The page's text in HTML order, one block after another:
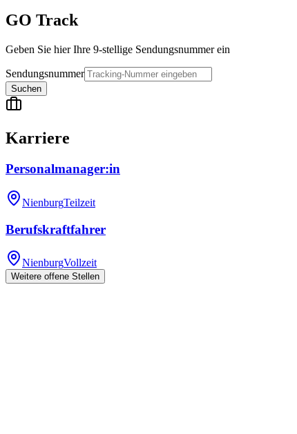
GO Track
Geben Sie hier Ihre 9-stellige Sendungsnummer ein
Sendungsnummer
Suchen
Karriere
Personalmanager:in
NienburgTeilzeit
Berufskraftfahrer
NienburgVollzeit
Weitere offene Stellen